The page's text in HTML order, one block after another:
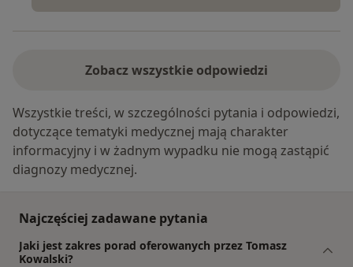
Zobacz wszystkie odpowiedzi
Wszystkie treści, w szczególności pytania i odpowiedzi,
dotyczące tematyki medycznej mają charakter
informacyjny i w żadnym wypadku nie mogą zastąpić
diagnozy medycznej.
Najczęściej zadawane pytania
Jaki jest zakres porad oferowanych przez Tomasz
Kowalski?